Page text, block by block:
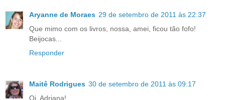
Aryanne de Moraes 29 de setembro de 2011 às 22:37
Que mimo com os livros, nossa, amei, ficou tão fofo!
Beijocas...
Responder
Maitê Rodrigues 30 de setembro de 2011 às 09:17
Oi, Adriana!